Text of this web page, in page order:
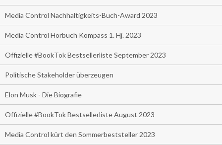
Media Control Nachhaltigkeits-Buch-Award 2023
Media Control Hörbuch Kompass 1. Hj. 2023
Offizielle #BookTok Bestsellerliste September 2023
Politische Stakeholder überzeugen
Elon Musk - Die Biografie
Offizielle #BookTok Bestsellerliste August 2023
Media Control kürt den Sommerbeststeller 2023